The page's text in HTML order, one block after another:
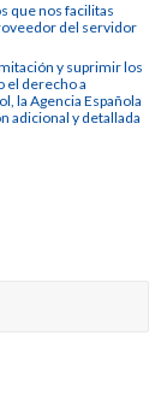
que nos facilitas
del servidor
y suprimir los
el derecho a
la Agencia Española
adicional y detallada